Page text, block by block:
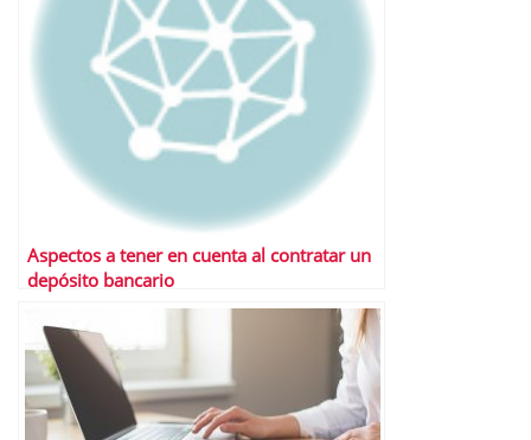
Aspectos a tener en cuenta al contratar un
depósito bancario